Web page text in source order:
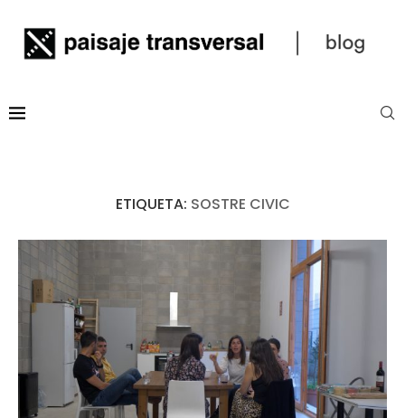
ETIQUETA: SOSTRE CIVIC